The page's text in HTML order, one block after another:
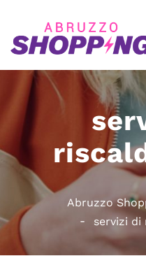
Abruzzo
servizi di